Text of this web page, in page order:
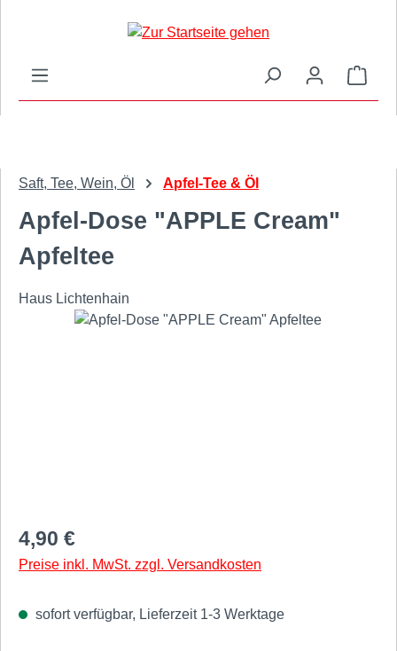
Zum Hauptinhalt springen
Saft, Tee, Wein, Öl Apfel-Tee & Öl
Apfel-Dose "APPLE Cream"
Apfeltee
Haus Lichtenhain
Bildergalerie überspringen
Regulärer Preis:
4,90 €
Preise inkl. MwSt. zzgl. Versandkosten
sofort verfügbar, Lieferzeit 1-3 Werktage